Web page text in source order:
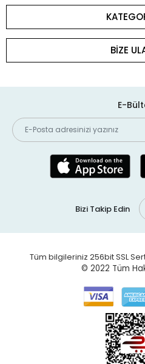
BİZE
E-
Bizi Takip Edin
Tüm bilgileriniz 256bit SSL
© 2022 Tüm